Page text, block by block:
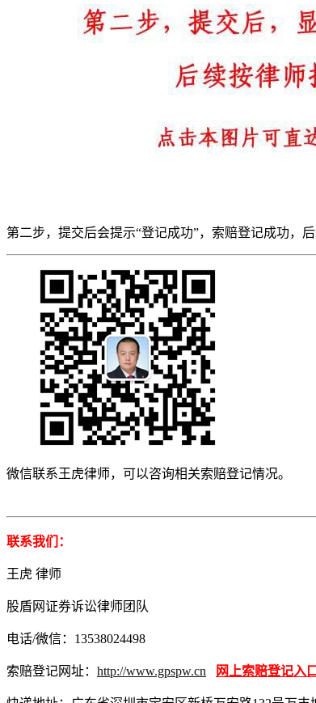
第二步，提交后会提示“登记成功”，索赔登记成功，
微信联系王虎律师，可以咨询相关索赔登记情况。
联系我们：
王虎 律师
股盾网证券诉讼律师团队
电话/微信：13538024498
索赔登记网址： http://www.gpspw.cn 网上索赔登记入口